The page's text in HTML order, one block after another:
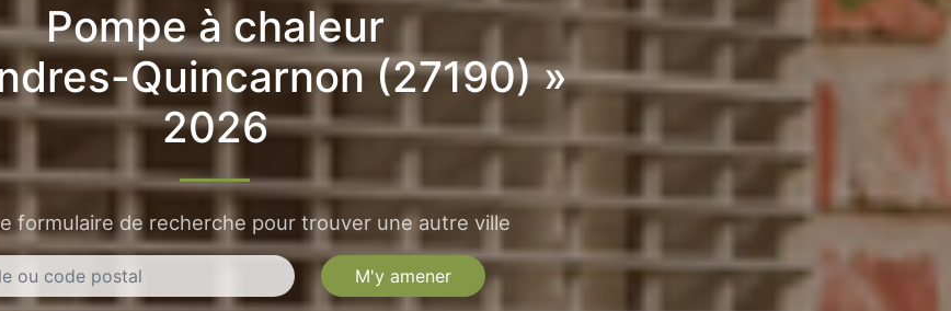
Pompe à chaleur
Quincarnon (27190) »
2026
formulaire de recherche pour trouver une autre ville
M'y amener